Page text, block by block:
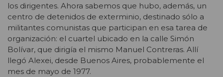
los dirigentes. Ahora sabemos que hubo, además, un
centro de detenidos de exterminio, destinado sólo a
militantes comunistas que participan en esa tarea de
organización: el cuartel ubicado en la calle Simón
Bolívar, que dirigía el mismo Manuel Contreras. Allí
llegó Alexei, desde Buenos Aires, probablemente el
mes de mayo de 1977.